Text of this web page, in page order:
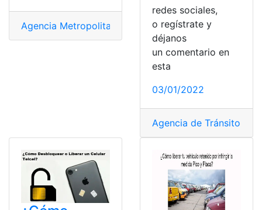
Agencia Metropolitana de Tránsito,liberar ,Pico y Placa
redes sociales,
o regístrate y
déjanos
un comentario en
esta
03/01/2022
Agencia de Tránsito y